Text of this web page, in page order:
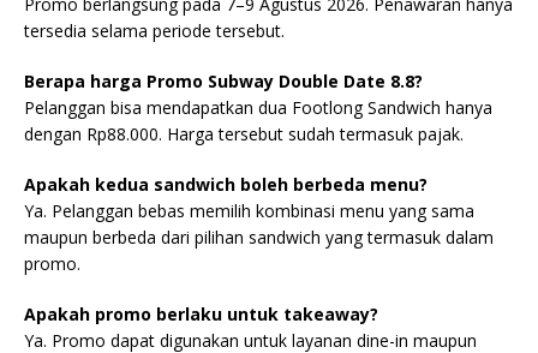
tersedia selama periode tersebut.
Berapa harga Promo Subway Double Date 8.8?
Pelanggan bisa mendapatkan dua Footlong Sandwich hanya
dengan Rp88.000. Harga tersebut sudah termasuk pajak.
Apakah kedua sandwich boleh berbeda menu?
Ya. Pelanggan bebas memilih kombinasi menu yang sama
maupun berbeda dari pilihan sandwich yang termasuk dalam
promo.
Apakah promo berlaku untuk takeaway?
Ya. Promo dapat digunakan untuk layanan dine-in maupun